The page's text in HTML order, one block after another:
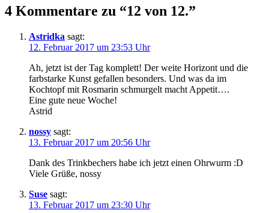
4 Kommentare zu “12 von 12.”
Astridka sagt:
12. Februar 2017 um 23:53 Uhr
Ah, jetzt ist der Tag komplett! Der weite Horizont und die
farbstarke Kunst gefallen besonders. Und was da im
Kochtopf mit Rosmarin schmurgelt macht Appetit….
Eine gute neue Woche!
Astrid
nossy sagt:
13. Februar 2017 um 20:56 Uhr
Dank des Trinkbechers habe ich jetzt einen Ohrwurm :D
Viele Grüße, nossy
Suse sagt:
13. Februar 2017 um 23:30 Uhr